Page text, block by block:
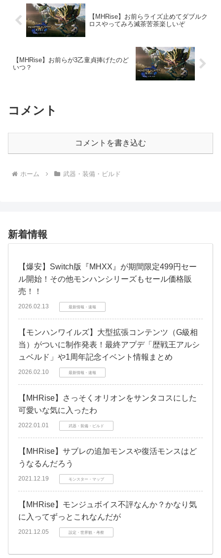
【MHRise】お前らライズ止めてダブルク
ロスやってみろ滅茶苦茶楽しいぞ
【MHRise】お前らが3乙童貞捧げたのど
いつ？
コメント
コメントを書き込む
ホーム 武器・装備・ビルド
新着情報
【爆安】Switch版『MHXX』が期間限定499円セー
ル開始！その他モンハンシリーズもセール価格販
売！！
2026.02.13 最新情報・速報
【モンハンワイルズ】大型拡張コンテンツ（G級相
当）がついに制作発表！最終アプデ「歴戦王アルシ
ュベルド」や1周年記念イベント情報まとめ
2026.02.10 最新情報・速報
【MHRise】さっそくオリオンをサンタコスにした
可愛いな気に入ったわ
2022.01.01 武器・装備・ビルド
【MHRise】サブレの追加モンスや復活モンスはど
うなるんだろう
2021.12.19 モンスター・マップ
【MHRise】モンジュボイス不評なんか？かなり気
に入ってずっとこれなんだが
2021.12.05 設定・世界観・考察